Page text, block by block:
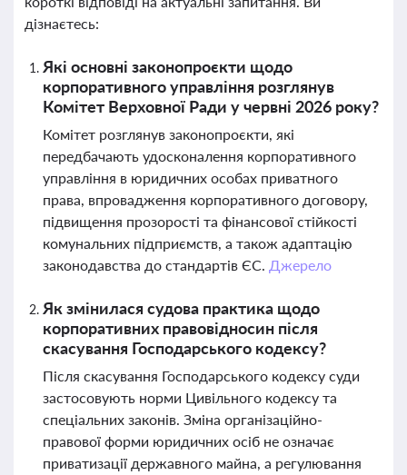
дізнаєтесь:
Які основні законопроєкти щодо
корпоративного управління розглянув
Комітет Верховної Ради у червні 2026 року?
Комітет розглянув законопроєкти, які
передбачають удосконалення корпоративного
управління в юридичних особах приватного
права, впровадження корпоративного договору,
підвищення прозорості та фінансової стійкості
комунальних підприємств, а також адаптацію
законодавства до стандартів ЄС. Джерело
Як змінилася судова практика щодо
корпоративних правовідносин після
скасування Господарського кодексу?
Після скасування Господарського кодексу суди
застосовують норми Цивільного кодексу та
спеціальних законів. Зміна організаційно-
правової форми юридичних осіб не означає
приватизації державного майна, а регулювання